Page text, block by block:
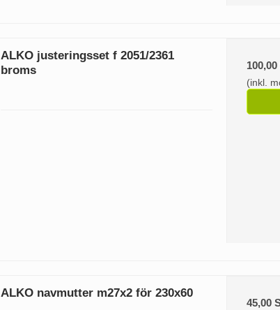
ALKO justeringsset f 2051/2361
broms
(inkl.
ALKO navmutter m27x2 för 230x60
45,00